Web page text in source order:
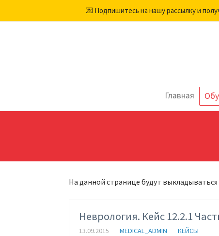
Главная
На данной странице будут
Неврология. Кейс 12.2.1
13.09.2015 MEDICAL_ADMIN КЕЙСЫ
💌 Подпишитесь на нашу рассылку и